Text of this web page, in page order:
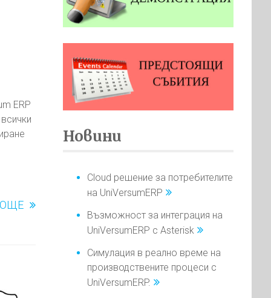
ERP
Новини
Cloud решение за потребителите
на UniVersumERP
Възможност за интеграция на
UniVersumERP с Asterisk
Симулация в реално време на
производствените процеси с
UniVersumERP.